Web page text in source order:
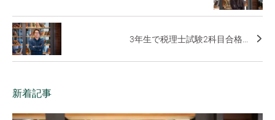
3年生で税理士試験2科目合格...
新着記事